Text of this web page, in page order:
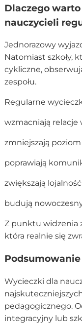
Dlaczego
nauczycieli
Jednorazowy
Natomiast szkoły,
cykliczne,
zespołu.
Regularne
wzmacniają relacje
zmniejszają
poprawiają
zwiększają
budują
Z punktu widzenia
która realnie się
Podsumowanie
Wycieczki dla
pedagogicznego.
integracyjny lub